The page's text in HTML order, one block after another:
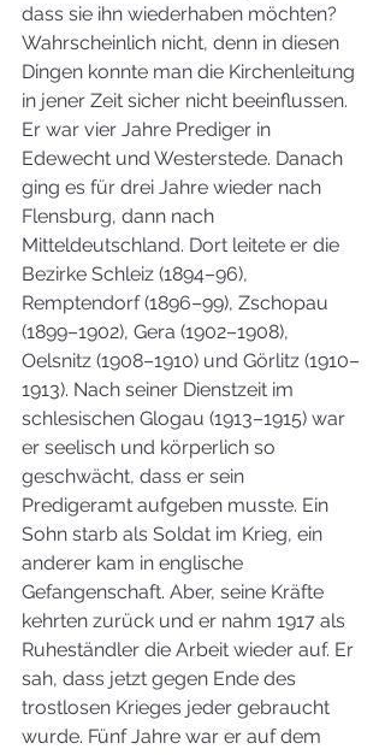
dass sie ihn wiederhaben möchten?
Wahrscheinlich nicht, denn in diesen
Dingen konnte man die Kirchenleitung
in jener Zeit sicher nicht beeinflussen.
Er war vier Jahre Prediger in
Edewecht und Westerstede. Danach
ging es für drei Jahre wieder nach
Flensburg, dann nach
Mitteldeutschland. Dort leitete er die
Bezirke Schleiz (1894–96),
Remptendorf (1896–99), Zschopau
(1899–1902), Gera (1902–1908),
Oelsnitz (1908–1910) und Görlitz (1910–
1913). Nach seiner Dienstzeit im
schlesischen Glogau (1913–1915) war
er seelisch und körperlich so
geschwächt, dass er sein
Predigeramt aufgeben musste. Ein
Sohn starb als Soldat im Krieg, ein
anderer kam in englische
Gefangenschaft. Aber, seine Kräfte
kehrten zurück und er nahm 1917 als
Ruheständler die Arbeit wieder auf. Er
sah, dass jetzt gegen Ende des
trostlosen Krieges jeder gebraucht
wurde. Fünf Jahre war er auf dem